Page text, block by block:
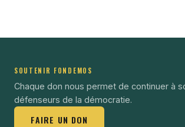
SOUTENIR FONDEMOS
Chaque don nous permet de continuer à
défenseurs de la démocratie.
FAIRE UN DON